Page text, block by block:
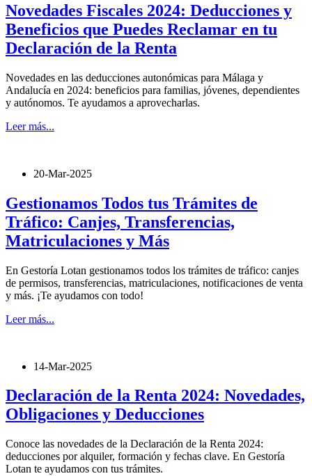
Novedades Fiscales 2024: Deducciones y
Beneficios que Puedes Reclamar en tu
Declaración de la Renta
Novedades en las deducciones autonómicas para Málaga y
Andalucía en 2024: beneficios para familias, jóvenes, dependientes
y autónomos. Te ayudamos a aprovecharlas.
Leer más...
20-Mar-2025
Gestionamos Todos tus Trámites de
Tráfico: Canjes, Transferencias,
Matriculaciones y Más
En Gestoría Lotan gestionamos todos los trámites de tráfico: canjes
de permisos, transferencias, matriculaciones, notificaciones de venta
y más. ¡Te ayudamos con todo!
Leer más...
14-Mar-2025
Declaración de la Renta 2024: Novedades,
Obligaciones y Deducciones
Conoce las novedades de la Declaración de la Renta 2024:
deducciones por alquiler, formación y fechas clave. En Gestoría
Lotan te ayudamos con tus trámites.